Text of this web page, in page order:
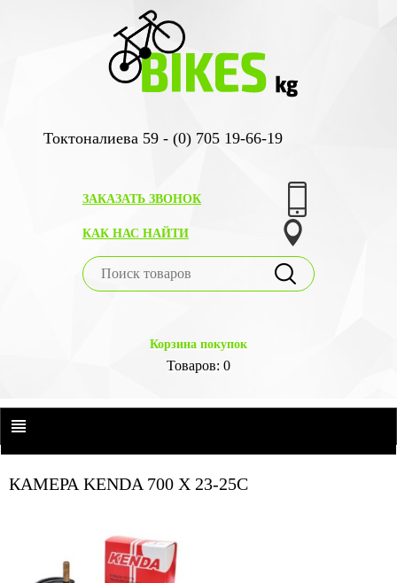
Токтоналиева 59 - (0) 705 19-66-19
ЗАКАЗАТЬ ЗВОНОК
КАК НАС НАЙТИ
Корзина покупок
Товаров: 0
КАМЕРА KENDA 700 X 23-25C